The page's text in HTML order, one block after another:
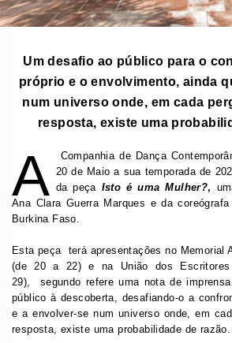
Um desafio ao público para o
próprio e o envolvimento, ainda
num universo onde, em cada
resposta, existe uma
A
Companhia de Dança
20 de Maio a sua temporada de
da peça Isto é uma Mulher?,
Ana Clara Guerra Marques e da
Burkina Faso.
Esta peça terá apresentações no Memorial
(de 20 a 22) e na União dos
29), segundo refere uma nota de
público à descoberta, desafiando-o a
e a envolver-se num universo onde, em
resposta, existe uma probabilidade de razão.